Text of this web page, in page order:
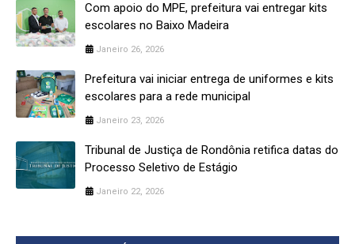
Com apoio do MPE, prefeitura vai entregar kits
escolares no Baixo Madeira
Janeiro 26, 2026
Prefeitura vai iniciar entrega de uniformes e kits
escolares para a rede municipal
Janeiro 23, 2026
Tribunal de Justiça de Rondônia retifica datas do
Processo Seletivo de Estágio
Janeiro 22, 2026